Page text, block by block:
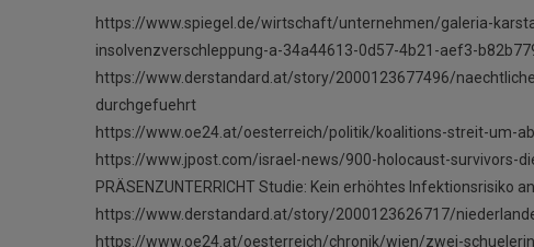
https://www.spiegel.de/wirtschaft/unternehmen/galeria-
insolvenzverschleppung-a-34a44613-0d57-4b21-aef3-
https://www.derstandard.at/story/2000123677496/
durchgefuehrt
https://www.oe24.at/oesterreich/politik/koalitions-streit-um-
https://www.jpost.com/israel-news/900-holocaust-survivors-
PRÄSENZUNTERRICHT Studie: Kein erhöhtes Infektionsrisiko
https://www.derstandard.at/story/2000123626717/
https://www.oe24.at/oesterreich/chronik/wien/zwei-